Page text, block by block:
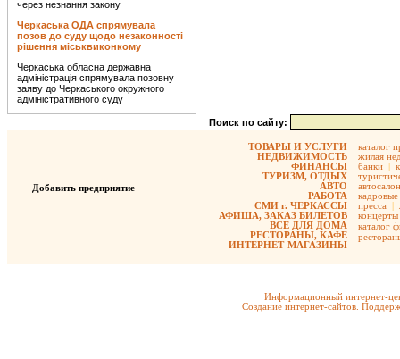
через незнання закону
Черкаська ОДА спрямувала
позов до суду щодо незаконності
рішення міськвиконкому
Черкаська обласна державна
адміністрація спрямувала позовну
заяву до Черкаського окружного
адміністративного суду
Поиск по сайту:
Добавить предприятие
ТОВАРЫ И УСЛУГИ
НЕДВИЖИМОСТЬ
ФИНАНСЫ
ТУРИЗМ, ОТДЫХ
АВТО
РАБОТА
СМИ г. ЧЕРКАССЫ
АФИША, ЗАКАЗ БИЛЕТОВ
ВСЕ ДЛЯ ДОМА
РЕСТОРАНЫ, КАФЕ
ИНТЕРНЕТ-МАГАЗИНЫ
каталог
жилая
банки |
кадровые
пресса |
концерты
каталог
Информационный интернет-
Создание интернет-сайтов.